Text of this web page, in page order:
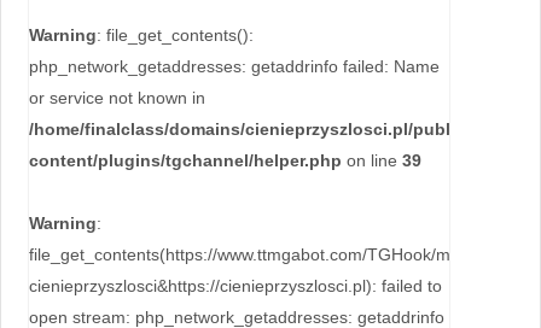
Warning: file_get_contents():
php_network_getaddresses: getaddrinfo failed: Name
or service not known in
/home/finalclass/domains/cienieprzyszlosci.pl/public_html/
content/plugins/tgchannel/helper.php on line 39
Warning:
file_get_contents(https://www.ttmgabot.com/TGHook/
cienieprzyszlosci&https://cienieprzyszlosci.pl): failed to
open stream: php_network_getaddresses: getaddrinfo